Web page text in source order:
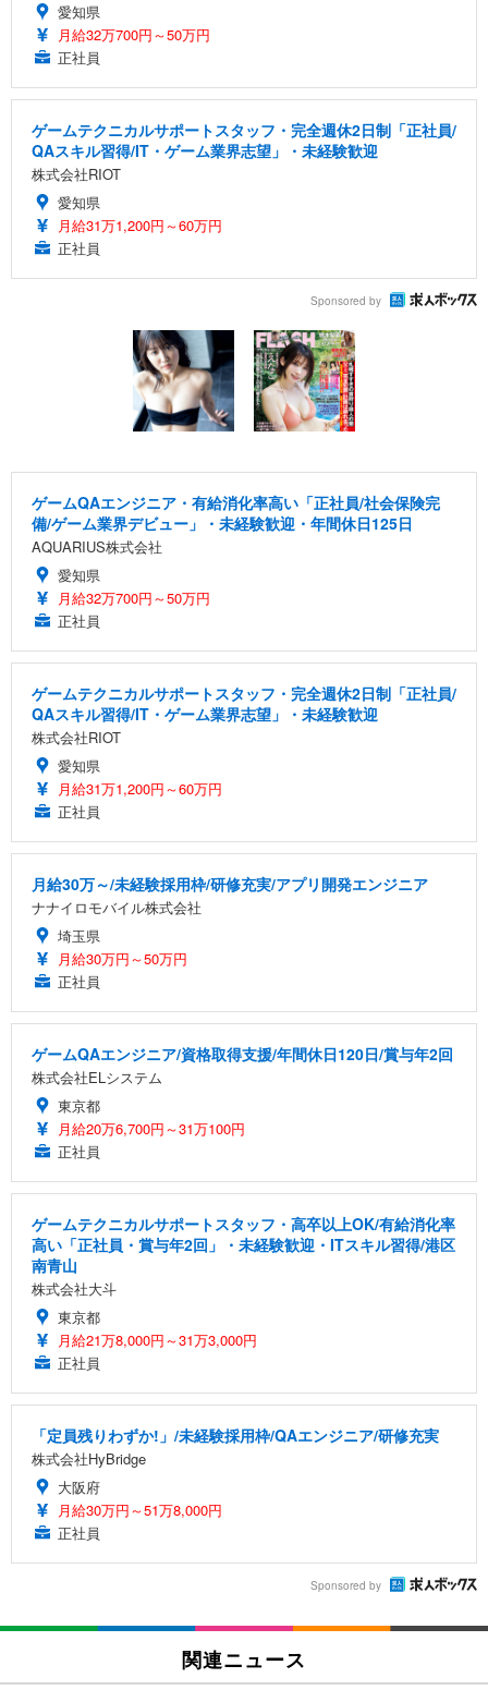
愛知県
月給32万700円～50万円
正社員
ゲームテクニカルサポートスタッフ・完全週休2日制「正社員/
QAスキル習得/IT・ゲーム業界志望」・未経験歓迎
株式会社RIOT
愛知県
月給31万1,200円～60万円
正社員
Sponsored by
ゲームQAエンジニア・有給消化率高い「正社員/社会保険完
備/ゲーム業界デビュー」・未経験歓迎・年間休日125日
AQUARIUS株式会社
愛知県
月給32万700円～50万円
正社員
ゲームテクニカルサポートスタッフ・完全週休2日制「正社員/
QAスキル習得/IT・ゲーム業界志望」・未経験歓迎
株式会社RIOT
愛知県
月給31万1,200円～60万円
正社員
月給30万～/未経験採用枠/研修充実/アプリ開発エンジニア
ナナイロモバイル株式会社
埼玉県
月給30万円～50万円
正社員
ゲームQAエンジニア/資格取得支援/年間休日120日/賞与年2回
株式会社ELシステム
東京都
月給20万6,700円～31万100円
正社員
ゲームテクニカルサポートスタッフ・高卒以上OK/有給消化率
高い「正社員・賞与年2回」・未経験歓迎・ITスキル習得/港区
南青山
株式会社大斗
東京都
月給21万8,000円～31万3,000円
正社員
「定員残りわずか!」/未経験採用枠/QAエンジニア/研修充実
株式会社HyBridge
大阪府
月給30万円～51万8,000円
正社員
Sponsored by
関連ニュース